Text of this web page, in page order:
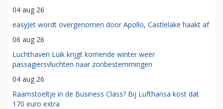
04 aug 26
easyJet wordt overgenomen door Apollo, Castlelake haakt af
06 aug 26
Luchthaven Luik krijgt komende winter weer
passagiersvluchten naar zonbestemmingen
04 aug 26
Raamstoeltje in de Business Class? Bij Lufthansa kost dat
170 euro extra